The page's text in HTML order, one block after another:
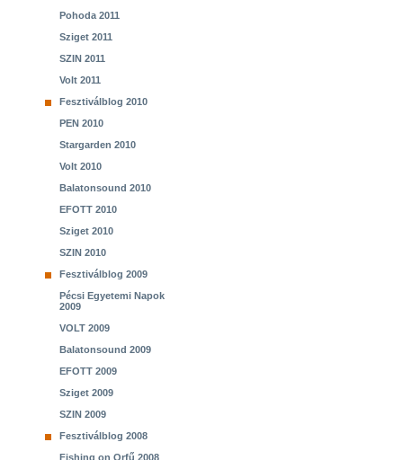
Pohoda 2011
Sziget 2011
SZIN 2011
Volt 2011
Fesztiválblog 2010
PEN 2010
Stargarden 2010
Volt 2010
Balatonsound 2010
EFOTT 2010
Sziget 2010
SZIN 2010
Fesztiválblog 2009
Pécsi Egyetemi Napok
2009
VOLT 2009
Balatonsound 2009
EFOTT 2009
Sziget 2009
SZIN 2009
Fesztiválblog 2008
Fishing on Orfű 2008